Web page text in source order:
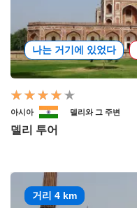
나는 거기에 있었다
아시아 델리와 그 주변
델리 투어
거리 4 km